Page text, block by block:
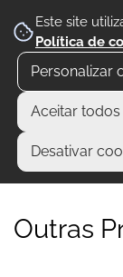
Este site
Política de
Personalizar
Aceitar
Desativar
Outras